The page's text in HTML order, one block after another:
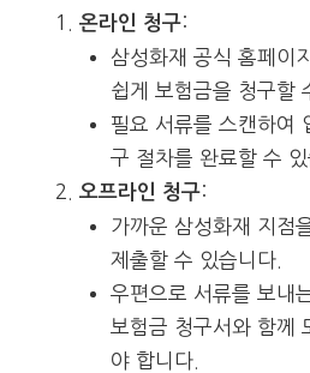
온라인 청구:
삼성화재 공식 홈페이
쉽게 보험금을 청구할
필요 서류를 스캔하여
구 절차를 완료할 수 있
오프라인 청구:
가까운 삼성화재 지점
제출할 수 있습니다.
우편으로 서류를 보내
보험금 청구서와 함께
야 합니다.